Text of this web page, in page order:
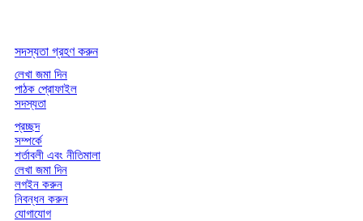
সদস্যতা গ্রহণ করুন
লেখা জমা দিন
পাঠক প্রোফাইল
সদস্যতা
প্রচ্ছদ
সম্পর্কে
শর্তাবলী এবং নীতিমালা
লেখা জমা দিন
লগইন করুন
নিবন্ধন করুন
যোগাযোগ